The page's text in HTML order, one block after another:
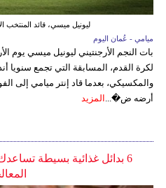
ليونيل ميسي، قائد المنتخب
ميامي - عُمان اليوم
بات النجم الأرجنتيني ليونيل ميسي يوم
لكرة القدم، المسابقة التي تجمع سنويا
أرضه ض�...
المزيد
6 بدائل غذائية بسيطة